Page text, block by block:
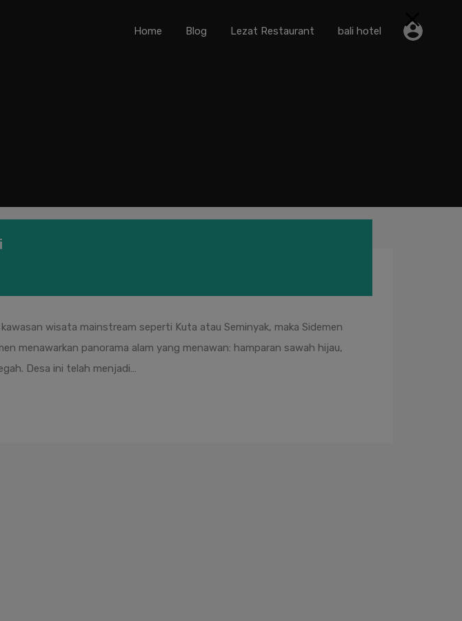
Home Blog Lezat Restaurant bali hotel
wisata mainstream seperti Kuta atau Seminyak, maka Sidemen
menawarkan panorama alam yang menawan: hamparan sawah hijau,
Desa ini telah menjadi…